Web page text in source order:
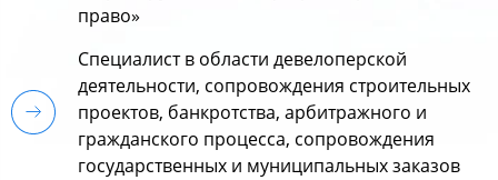
право»
Специалист в области девелоперской
деятельности, сопровождения строительных
проектов, банкротства, арбитражного и
гражданского процесса, сопровождения
государственных и муниципальных заказов